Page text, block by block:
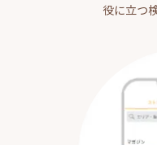
役に立つ